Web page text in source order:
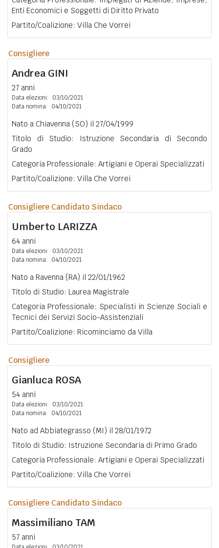
Enti Economici e Soggetti di Diritto Privato
Partito/Coalizione: Villa Che Vorrei
Consigliere
Andrea GINI
27 anni
Data elezioni:
03/10/2021
Data nomina:
04/10/2021
Nato a Chiavenna (SO) il 27/04/1999
Titolo di Studio: Istruzione Secondaria di Secondo
Grado
Categoria Professionale: Artigiani e Operai Specializzati
Partito/Coalizione: Villa Che Vorrei
Consigliere Candidato Sindaco
Umberto LARIZZA
64 anni
Data elezioni:
03/10/2021
Data nomina:
04/10/2021
Nato a Ravenna (RA) il 22/01/1962
Titolo di Studio: Laurea Magistrale
Categoria Professionale: Specialisti in Scienze Sociali e
Tecnici dei Servizi Socio-Assistenziali
Partito/Coalizione: Ricominciamo da Villa
Consigliere
Gianluca ROSA
54 anni
Data elezioni:
03/10/2021
Data nomina:
04/10/2021
Nato ad Abbiategrasso (MI) il 28/01/1972
Titolo di Studio: Istruzione Secondaria di Primo Grado
Categoria Professionale: Artigiani e Operai Specializzati
Partito/Coalizione: Villa Che Vorrei
Consigliere Candidato Sindaco
Massimiliano TAM
57 anni